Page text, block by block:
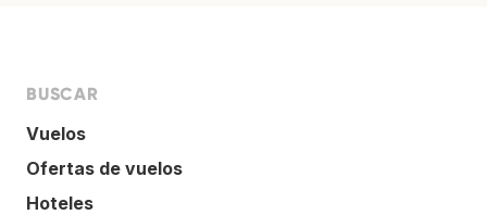
BUSCAR
Vuelos
Ofertas de vuelos
Hoteles